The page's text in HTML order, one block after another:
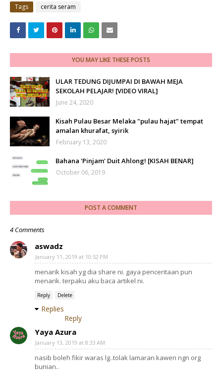
Tags cerita seram
YOU MAY LIKE THESE POSTS
ULAR TEDUNG DIJUMPAI DI BAWAH MEJA
SEKOLAH PELAJAR! [VIDEO VIRAL]
June 24, 2020
Kisah Pulau Besar Melaka "pulau hajat" tempat
amalan khurafat, syirik
February 13, 2020
Bahana 'Pinjam' Duit Ahlong! [KISAH BENAR]
October 06, 2019
POST A COMMENT
4 Comments
aswadz
January 11, 2019 at 10:52 PM
menarik kisah yg dia share ni. gaya penceritaan pun
menarik. terpaku aku baca artikel ni.
Reply Delete
Replies
Reply
Yaya Azura
January 13, 2019 at 8:33 AM
nasib boleh fikir waras lg..tolak lamaran kawen ngn org
bunian..